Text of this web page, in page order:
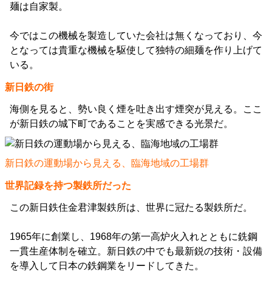
麺は自家製。
今ではこの機械を製造していた会社は無くなっており、今
となっては貴重な機械を駆使して独特の細麺を作り上げて
いる。
新日鉄の街
海側を見ると、勢い良く煙を吐き出す煙突が見える。ここ
が新日鉄の城下町であることを実感できる光景だ。
新日鉄の運動場から見える、臨海地域の工場群
世界記録を持つ製鉄所だった
この新日鉄住金君津製鉄所は、世界に冠たる製鉄所だ。
1965年に創業し、1968年の第一高炉火入れとともに銑鋼
一貫生産体制を確立。新日鉄の中でも最新鋭の技術・設備
を導入して日本の鉄鋼業をリードしてきた。